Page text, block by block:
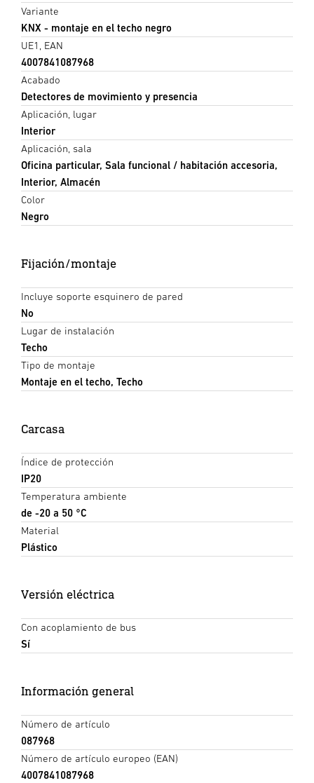
Variante
KNX - montaje en el techo negro
UE1, EAN
4007841087968
Acabado
Detectores de movimiento y presencia
Aplicación, lugar
Interior
Aplicación, sala
Oficina particular, Sala funcional / habitación accesoria,
Interior, Almacén
Color
Negro
Fijación/montaje
Incluye soporte esquinero de pared
No
Lugar de instalación
Techo
Tipo de montaje
Montaje en el techo, Techo
Carcasa
Índice de protección
IP20
Temperatura ambiente
de -20 a 50 °C
Material
Plástico
Versión eléctrica
Con acoplamiento de bus
Sí
Información general
Número de artículo
087968
Número de artículo europeo (EAN)
4007841087968